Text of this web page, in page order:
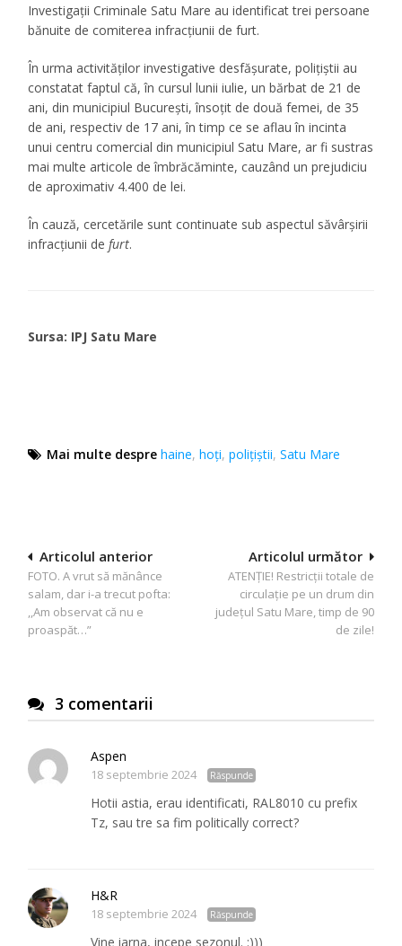
Investigații Criminale Satu Mare au identificat trei persoane
bănuite de comiterea infracțiunii de furt.
În urma activităților investigative desfășurate, polițiștii au
constatat faptul că, în cursul lunii iulie, un bărbat de 21 de
ani, din municipiul București, însoțit de două femei, de 35
de ani, respectiv de 17 ani, în timp ce se aflau în incinta
unui centru comercial din municipiul Satu Mare, ar fi sustras
mai multe articole de îmbrăcăminte, cauzând un prejudiciu
de aproximativ 4.400 de lei.
În cauză, cercetările sunt continuate sub aspectul săvârșirii
infracțiunii defurt.
Sursa: IPJ Satu Mare
Mai multe despre haine,hoți,poliţiştii,Satu Mare
Navigare
în
articole
Articolul următor
ATENȚIE! Restricții totale de
circulație pe un drum din
județul Satu Mare, timp de 90
de zile!
Articolul anterior
FOTO. A vrut să mănânce
salam, dar i-a trecut pofta:
,,Am observat că nu e
proaspăt…”
3 comentarii
Aspen
18 septembrie 2024 Răspunde
Hotii astia, erau identificati, RAL8010 cu prefix
Tz, sau tre sa fim politically correct?
H&R
18 septembrie 2024 Răspunde
Vine iarna, incepe sezonul. :)))